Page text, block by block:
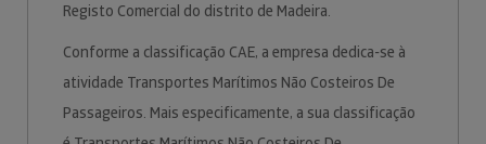
Registo Comercial do distrito de Madeira.
Conforme a classificação CAE, a empresa dedica-se à
atividade Transportes Marítimos Não Costeiros De
Passageiros. Mais especificamente, a sua classificação